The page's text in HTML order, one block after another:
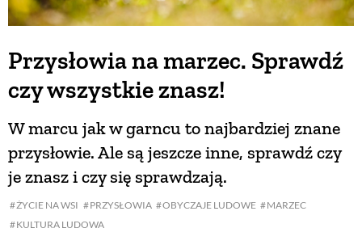
Przysłowia na marzec. Sprawdź
czy wszystkie znasz!
ŻYCIE NA WSI PRZYSŁOWIA OBYCZAJE LUDOWE
MARZEC
KULTURA LUDOWA
W marcu jak w garncu to najbardziej znane
przysłowie. Ale są jeszcze inne, sprawdź czy
je znasz i czy się sprawdzają.